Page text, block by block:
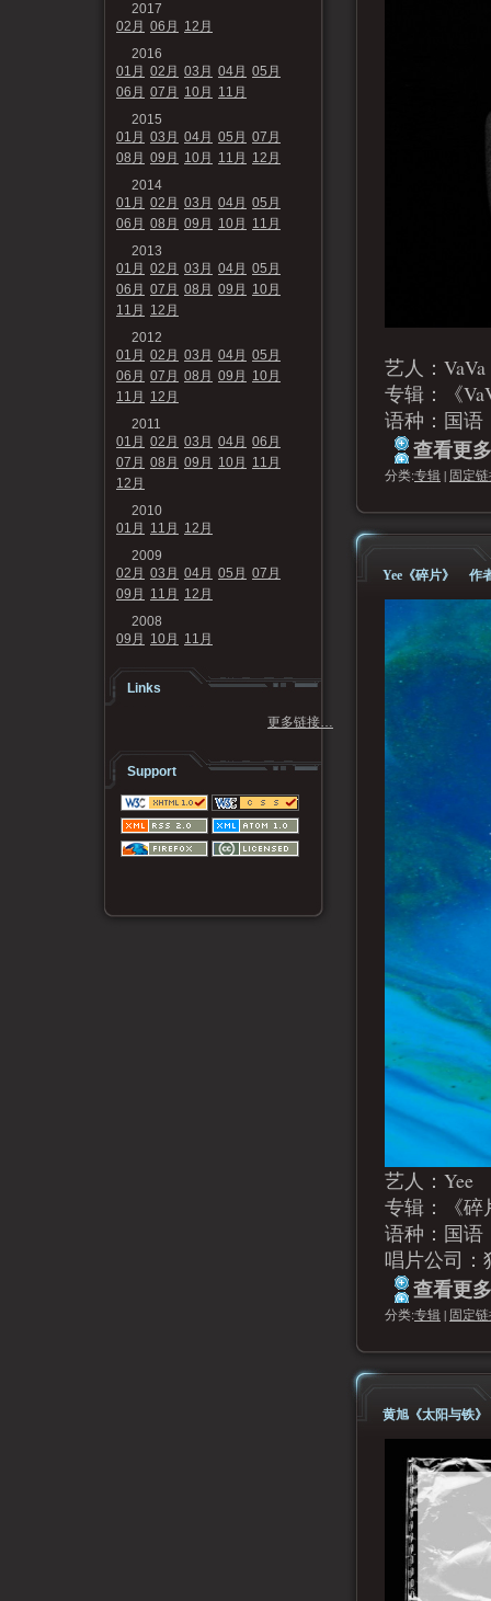
艺人：VaVa
专辑：《
语种：国语
查看更
分类:专辑| 固定
Yee《碎片》 作
艺人：Yee
专辑：《碎
语种：国语
唱片公司：
查看更
分类:专辑| 固定
黄旭《太阳与铁》
2017
02月 06月
12月
2016
01月 02月 03月 04月 05月
06月 07月 10月
11月
2015
01月 03月 04月 05月 07月
08月 09月 10月 11月
12月
2014
01月 02月 03月 04月 05月
06月 08月 09月 10月
11月
2013
01月 02月 03月 04月 05月
06月 07月 08月 09月
10月
11月
12月
2012
01月 02月 03月 04月 05月
06月 07月 08月 09月
10月
11月
12月
2011
01月 02月 03月 04月 06月
07月 08月 09月 10月
11月
12月
2010
01月
11月
12月
2009
02月 03月 04月 05月 07月
09月
11月
12月
2008
09月
10月 11月
Links
更多链接…
Support